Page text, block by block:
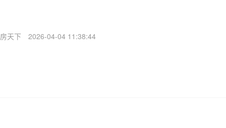
房天下 2026-04-04 11:38:44